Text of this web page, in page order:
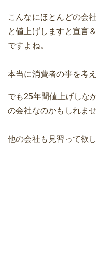
こんなにほとんどの会
と値上げしますと宣言
ですよね。
本当に消費者の事を考
でも25年間値上げしな
の会社なのかもしれませ
他の会社も見習って欲